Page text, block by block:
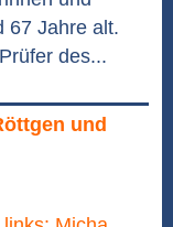
67 Jahre alt.
des...
und